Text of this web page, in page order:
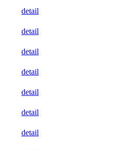
detail
detail
detail
detail
detail
detail
detail